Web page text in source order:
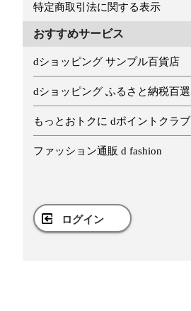
特定商取引法に関する表示
おすすめサービス
dショッピング サンプル百貨店
dショッピング ふるさと納税百選
もっとおトクに dポイントクラブ
ファッション通販 d fashion
ログイン